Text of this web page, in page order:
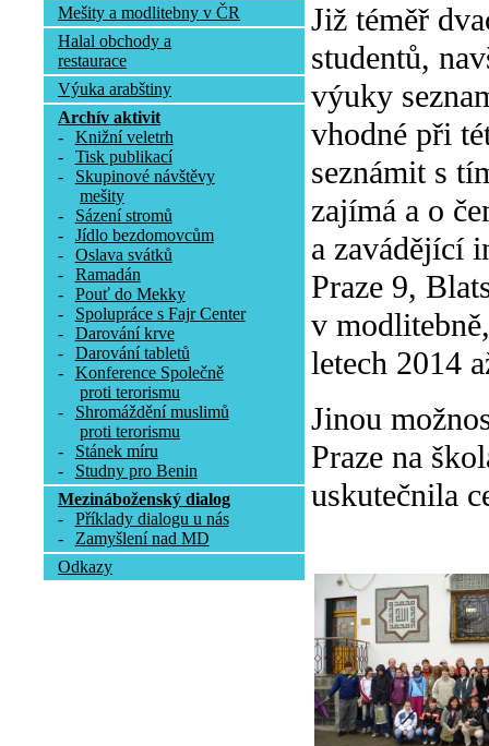
Mešity a modlitebny v ČR
Halal obchody a
restaurace
Výuka arabštiny
Archív aktivit
-
Knižní veletrh
-
Tisk publikací
-
Skupinové návštěvy
mešity
-
Sázení stromů
-
Jídlo bezdomovcům
-
Oslava svátků
-
Ramadán
-
Pouť do Mekky
-
Spolupráce s Fajr Center
-
Darování krve
-
Darování tabletů
-
Konference Společně
proti terorismu
-
Shromáždění muslimů
proti terorismu
-
Stánek míru
-
Studny pro Benin
Mezináboženský dialog
-
Příklady dialogu u nás
-
Zamyšlení nad MD
Odkazy
Již téměř
studentů,
výuky
vhodné při
seznámit s
zajímá a o
a zavádějící
Praze 9,
v
letech 2014
Jinou
Praze na
uskutečnila